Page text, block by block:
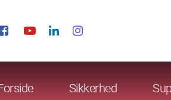
Sikkerhed